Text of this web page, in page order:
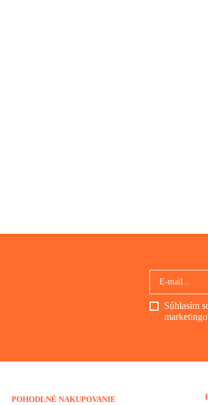
Súhlasím
POHODLNÉ NAKUPOVANIE